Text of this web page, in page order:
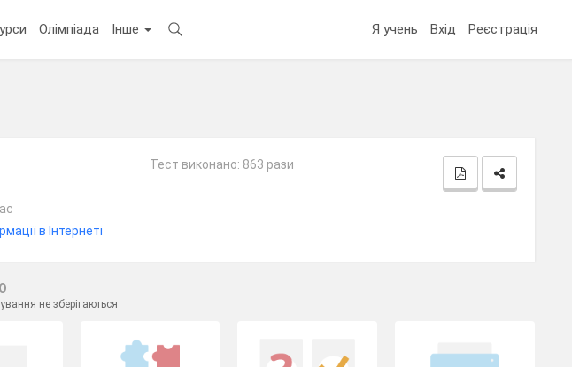
Олімпіада Інше Я учень Вхід Реєстрація
в Інтернеті
Тест виконано: 863 рази
не зберігаються